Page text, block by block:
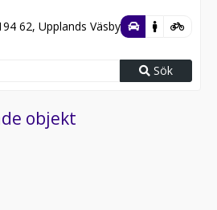
62, Upplands Väsby
Sök
objekt